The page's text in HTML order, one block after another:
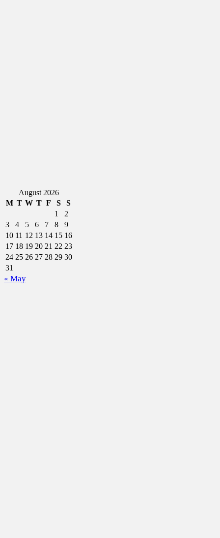
August 2026
M T W T F S
S
1
2
3
4 5 6 7 8
9
10 11 12 13 14 15 16
17 18 19 20 21 22 23
24 25 26 27 28 29 30
31
« May